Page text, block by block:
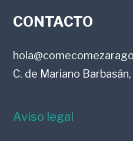
FOOTER
CONTACTO
C. de Mariano
Aviso legal